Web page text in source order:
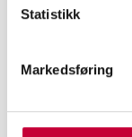
Statistikk
Markedsføring